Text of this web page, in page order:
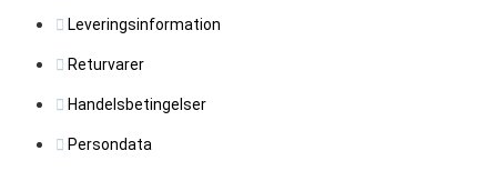
Leveringsinformation
Returvarer
Handelsbetingelser
Persondata